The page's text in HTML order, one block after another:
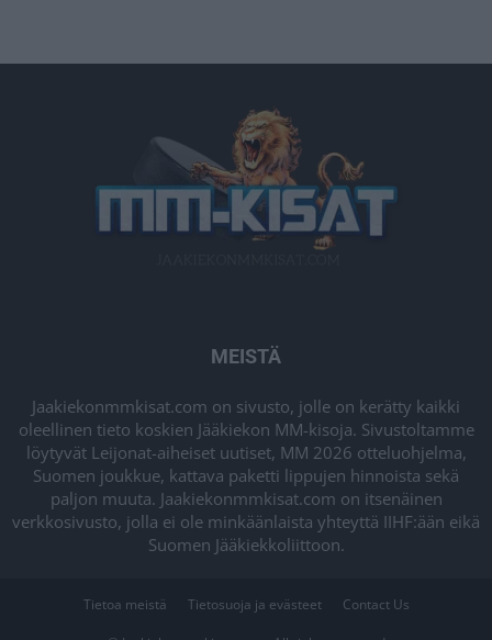
MEISTÄ
Jaakiekonmmkisat.com on sivusto, jolle on kerätty kaikki
oleellinen tieto koskien Jääkiekon MM-kisoja. Sivustoltamme
löytyvät Leijonat-aiheiset uutiset, MM 2026 otteluohjelma,
Suomen joukkue, kattava paketti lippujen hinnoista sekä
paljon muuta. Jaakiekonmmkisat.com on itsenäinen
verkkosivusto, jolla ei ole minkäänlaista yhteyttä IIHF:ään eikä
Suomen Jääkiekkoliittoon.
Tietoa meistä Tietosuoja ja evästeet Contact Us